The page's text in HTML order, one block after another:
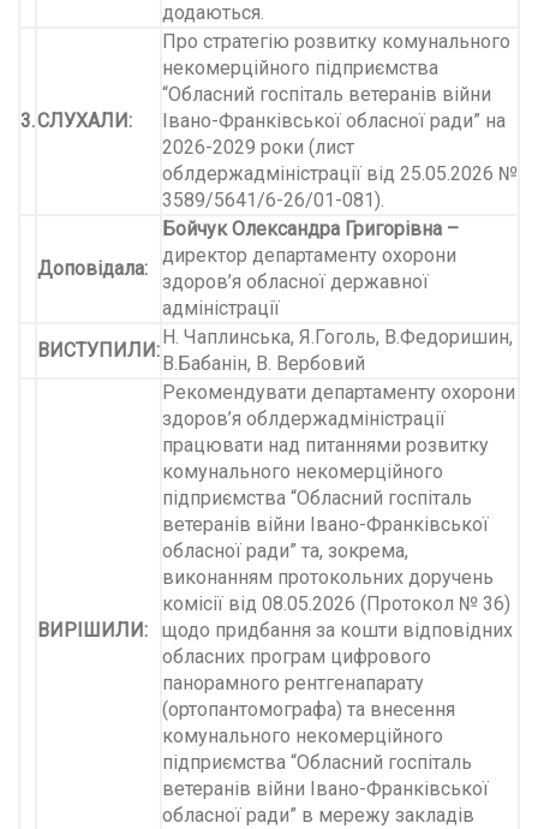
додаються.
3.СЛУХАЛИ:
Про стратегію розвитку комунального
некомерційного підприємства
“Обласний госпіталь ветеранів війни
Івано-Франківської обласної ради” на
2026-2029 роки (лист
облдержадміністрації від 25.05.2026 №
3589/5641/6-26/01-081).
Доповідала:
Бойчук Олександра Григорівна –
директор департаменту охорони
здоров’я обласної державної
адміністрації
ВИСТУПИЛИ:
Н. Чаплинська, Я.Гоголь, В.Федоришин,
В.Бабанін, В. Вербовий
ВИРІШИЛИ:
Рекомендувати департаменту охорони
здоров’я облдержадміністрації
працювати над питаннями розвитку
комунального некомерційного
підприємства “Обласний госпіталь
ветеранів війни Івано-Франківської
обласної ради” та, зокрема,
виконанням протокольних доручень
комісії від 08.05.2026 (Протокол № 36)
щодо придбання за кошти відповідних
обласних програм цифрового
панорамного рентгенапарату
(ортопантомографа) та внесення
комунального некомерційного
підприємства “Обласний госпіталь
ветеранів війни Івано-Франківської
обласної ради” в мережу закладів